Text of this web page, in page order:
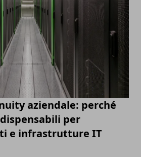
aziendale: perché
per
e infrastrutture IT